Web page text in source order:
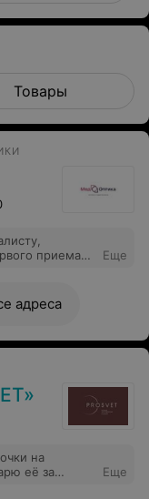
Товары
приема
и
и
думая, что
то, что
восторг её
Вопрос по
и
И главное -
Ваш труд.
Еще
адреса
на
её за
Еще